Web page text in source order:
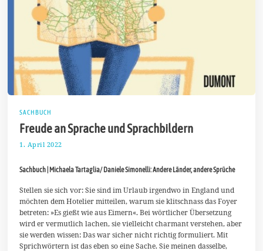
SACHBUCH
Freude an Sprache und Sprachbildern
1. April 2022
p
i
2
0
2
2
Sachbuch | Michaela Tartaglia/ Daniele Simonelli: Andere Länder, andere Sprüche
Stellen sie sich vor: Sie sind im Urlaub irgendwo in England und
möchten dem Hotelier mitteilen, warum sie klitschnass das Foyer
betreten: »Es gießt wie aus Eimern«. Bei wörtlicher Übersetzung
wird er vermutlich lachen, sie vielleicht charmant verstehen, aber
sie werden wissen: Das war sicher nicht richtig formuliert. Mit
Sprichwörtern ist das eben so eine Sache. Sie meinen dasselbe,